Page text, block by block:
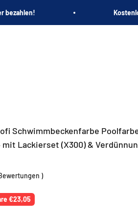
bezahlen!
Schwimmbeckenfarbe
mit Lackierset (X300) &
)
€23,05